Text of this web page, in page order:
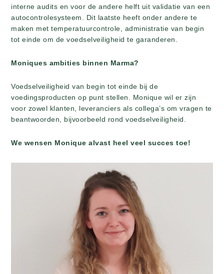
interne audits en voor de andere helft uit validatie van een
autocontrolesysteem. Dit laatste heeft onder andere te
maken met temperatuurcontrole, administratie van begin
tot einde om de voedselveiligheid te garanderen.
Moniques ambities binnen Marma?
Voedselveiligheid van begin tot einde bij de
voedingsproducten op punt stellen. Monique wil er zijn
voor zowel klanten, leveranciers als collega’s om vragen te
beantwoorden, bijvoorbeeld rond voedselveiligheid.
We wensen Monique alvast heel veel succes toe!